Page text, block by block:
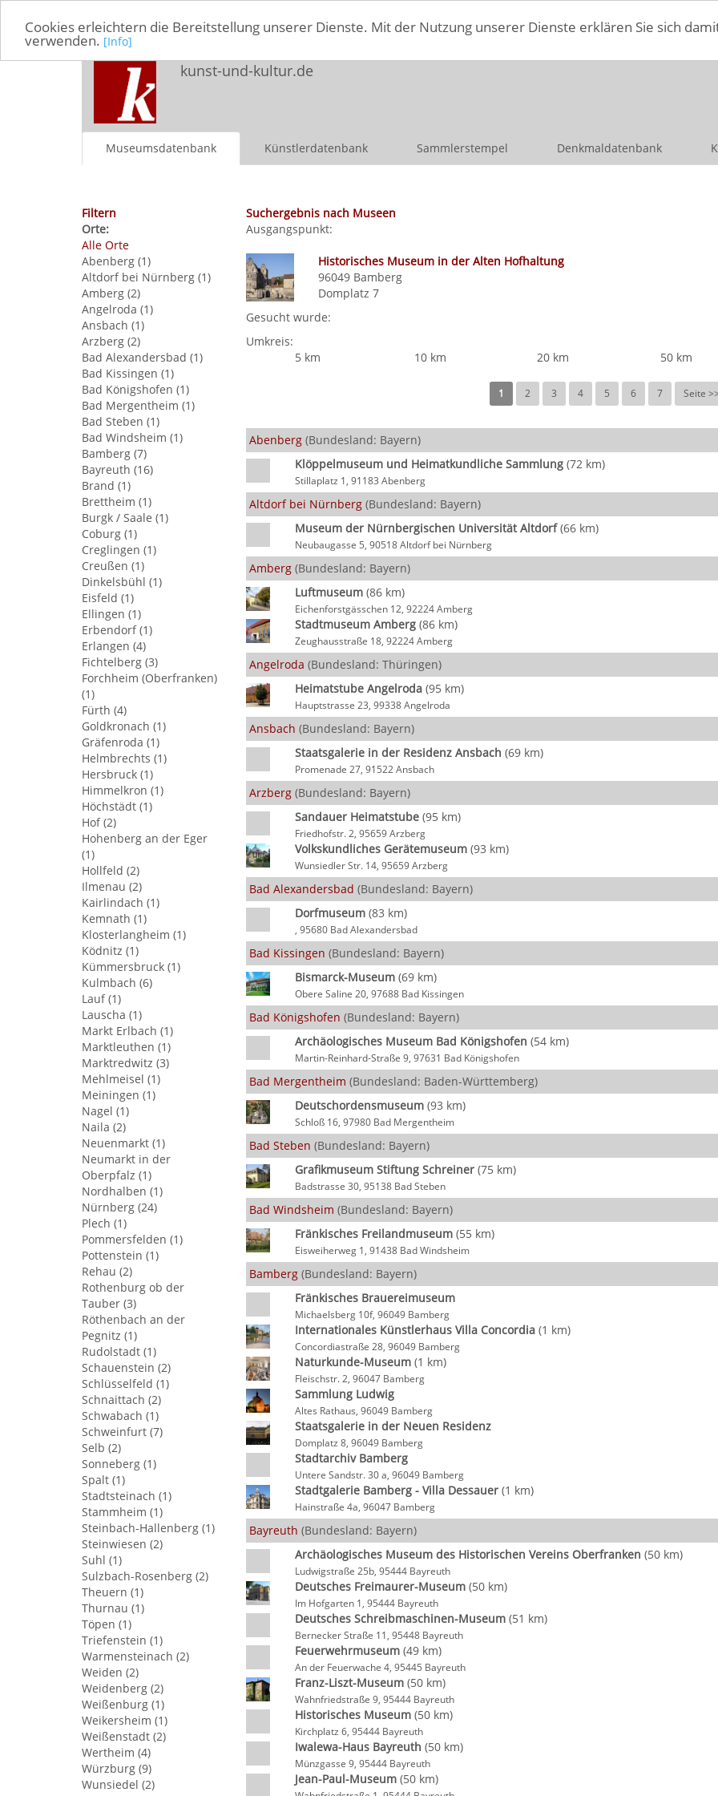
Cookies erleichtern die Bereitstellung unserer Dienste. Mit der Nutzung unserer Dienste erklären Sie sich
verwenden. [Info]
kunst-und-kultur.de
Museumsdatenbank Künstlerdatenbank Sammlerstempel Denkmaldatenbank
Filtern
Orte:
Alle Orte
Abenberg (1)
Altdorf bei Nürnberg (1)
Amberg (2)
Angelroda (1)
Ansbach (1)
Arzberg (2)
Bad Alexandersbad (1)
Bad Kissingen (1)
Bad Königshofen (1)
Bad Mergentheim (1)
Bad Steben (1)
Bad Windsheim (1)
Bamberg (7)
Bayreuth (16)
Brand (1)
Brettheim (1)
Burgk / Saale (1)
Coburg (1)
Creglingen (1)
Creußen (1)
Dinkelsbühl (1)
Eisfeld (1)
Ellingen (1)
Erbendorf (1)
Erlangen (4)
Fichtelberg (3)
Forchheim (Oberfranken)
(1)
Fürth (4)
Goldkronach (1)
Gräfenroda (1)
Helmbrechts (1)
Hersbruck (1)
Himmelkron (1)
Höchstädt (1)
Hof (2)
Hohenberg an der Eger
(1)
Hollfeld (2)
Ilmenau (2)
Kairlindach (1)
Kemnath (1)
Klosterlangheim (1)
Ködnitz (1)
Kümmersbruck (1)
Kulmbach (6)
Lauf (1)
Lauscha (1)
Markt Erlbach (1)
Marktleuthen (1)
Marktredwitz (3)
Mehlmeisel (1)
Meiningen (1)
Nagel (1)
Naila (2)
Neuenmarkt (1)
Neumarkt in der
Oberpfalz (1)
Nordhalben (1)
Nürnberg (24)
Plech (1)
Pommersfelden (1)
Pottenstein (1)
Rehau (2)
Rothenburg ob der
Tauber (3)
Röthenbach an der
Pegnitz (1)
Rudolstadt (1)
Schauenstein (2)
Schlüsselfeld (1)
Schnaittach (2)
Schwabach (1)
Schweinfurt (7)
Selb (2)
Sonneberg (1)
Spalt (1)
Stadtsteinach (1)
Stammheim (1)
Steinbach-Hallenberg (1)
Steinwiesen (2)
Suhl (1)
Sulzbach-Rosenberg (2)
Theuern (1)
Thurnau (1)
Töpen (1)
Triefenstein (1)
Warmensteinach (2)
Weiden (2)
Weidenberg (2)
Weißenburg (1)
Weikersheim (1)
Weißenstadt (2)
Wertheim (4)
Würzburg (9)
Wunsiedel (2)
Suchergebnis nach Museen
Ausgangspunkt:
Historisches Museum in der Alten Hofhaltung
96049 Bamberg
Domplatz 7
Gesucht wurde:
Umkreis:
5 km
10 km 20 km 50 km
1 2 3 4 5 6 7 Seite
Abenberg (Bundesland: Bayern)
Klöppelmuseum und Heimatkundliche Sammlung (72 km)
Stillaplatz 1, 91183 Abenberg
Altdorf bei Nürnberg (Bundesland: Bayern)
Museum der Nürnbergischen Universität Altdorf(66 km)
Neubaugasse 5, 90518 Altdorf bei Nürnberg
Amberg (Bundesland: Bayern)
Luftmuseum (86 km)
Eichenforstgässchen 12, 92224 Amberg
Stadtmuseum Amberg (86 km)
Zeughausstraße 18, 92224 Amberg
Angelroda (Bundesland: Thüringen)
Heimatstube Angelroda (95 km)
Hauptstrasse 23, 99338 Angelroda
Ansbach (Bundesland: Bayern)
Staatsgalerie in der Residenz Ansbach (69 km)
Promenade 27, 91522 Ansbach
Arzberg (Bundesland: Bayern)
Sandauer Heimatstube (95 km)
Friedhofstr. 2, 95659 Arzberg
Volkskundliches Gerätemuseum (93 km)
Wunsiedler Str. 14, 95659 Arzberg
Bad Alexandersbad (Bundesland: Bayern)
Dorfmuseum (83 km)
, 95680 Bad Alexandersbad
Bad Kissingen (Bundesland: Bayern)
Bismarck-Museum (69 km)
Obere Saline 20, 97688 Bad Kissingen
Bad Königshofen (Bundesland: Bayern)
Archäologisches Museum Bad Königshofen (54 km)
Martin-Reinhard-Straße 9, 97631 Bad Königshofen
Bad Mergentheim (Bundesland: Baden-Württemberg)
Deutschordensmuseum (93 km)
Schloß 16, 97980 Bad Mergentheim
Bad Steben (Bundesland: Bayern)
Grafikmuseum Stiftung Schreiner (75 km)
Badstrasse 30, 95138 Bad Steben
Bad Windsheim (Bundesland: Bayern)
Fränkisches Freilandmuseum (55 km)
Eisweiherweg 1, 91438 Bad Windsheim
Bamberg (Bundesland: Bayern)
Fränkisches Brauereimuseum
Michaelsberg 10f, 96049 Bamberg
Internationales Künstlerhaus Villa Concordia (1 km)
Concordiastraße 28, 96049 Bamberg
Naturkunde-Museum (1 km)
Fleischstr. 2, 96047 Bamberg
Sammlung Ludwig
Altes Rathaus, 96049 Bamberg
Staatsgalerie in der Neuen Residenz
Domplatz 8, 96049 Bamberg
Stadtarchiv Bamberg
Untere Sandstr. 30 a, 96049 Bamberg
Stadtgalerie Bamberg - Villa Dessauer (1 km)
Hainstraße 4a, 96047 Bamberg
Bayreuth (Bundesland: Bayern)
Archäologisches Museum des Historischen Vereins Oberfranken (50 km)
Ludwigstraße 25b, 95444 Bayreuth
Deutsches Freimaurer-Museum (50 km)
Im Hofgarten 1, 95444 Bayreuth
Deutsches Schreibmaschinen-Museum (51 km)
Bernecker Straße 11, 95448 Bayreuth
Feuerwehrmuseum (49 km)
An der Feuerwache 4, 95445 Bayreuth
Franz-Liszt-Museum (50 km)
Wahnfriedstraße 9, 95444 Bayreuth
Historisches Museum (50 km)
Kirchplatz 6, 95444 Bayreuth
Iwalewa-Haus Bayreuth (50 km)
Münzgasse 9, 95444 Bayreuth
Jean-Paul-Museum (50 km)